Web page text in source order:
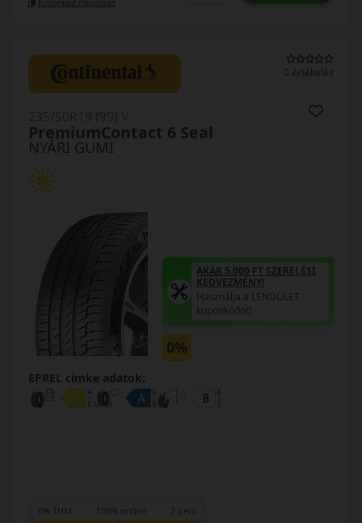
Kuponkód másolása
0 értékelés
NYÁRI GUMI
PremiumContact 6 Seal
AKÁR 5.000 FT SZERELÉSI
KEDVEZMÉNY!
Használja a LENDÜLET
kuponkódot!
0%
EPREL cimke adatok:
0% THM 100% online 7 perc